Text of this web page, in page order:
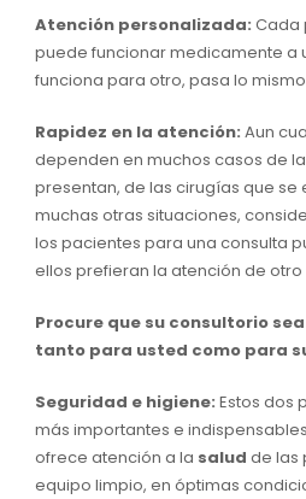
Atención personalizada: Cada
puede funcionar medicamente a
funciona para otro, pasa lo
Rapidez en la atención: Aun
dependen en muchos casos de
presentan, de las cirugías que se
muchas otras situaciones,
los pacientes para una consulta
ellos prefieran la atención de otro
Procure que su consultorio
tanto para usted como para
Seguridad e higiene: Estos dos
más importantes e
ofrece atención a la salud de las
equipo limpio, en óptimas